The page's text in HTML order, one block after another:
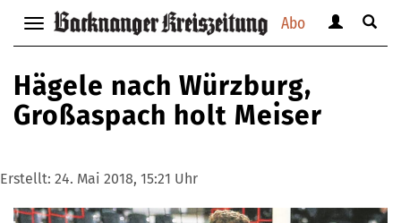
Abo
Navigation
anzeigen
bzw.
verbergen
anzeigen
Suche
Hägele nach Würzburg,
Großaspach holt Meiser
Erstellt: 24. Mai 2018, 15:21 Uhr